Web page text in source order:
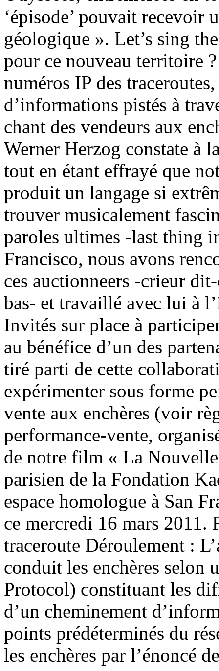
‘épisode’ pouvait recevoir
géologique ». Let’s sing
pour ce nouveau territoire
numéros IP des
d’informations pistés à
chant des vendeurs aux
Werner Herzog constate à
tout en étant effrayé que
produit un langage si
trouver musicalement
paroles ultimes -last thing
Francisco, nous avons
ces auctionneers -crieur
bas- et travaillé avec lui à
Invités sur place à
au bénéfice d’un des
tiré parti de cette
expérimenter sous forme
vente aux enchères (voir
performance-vente,
de notre film « La Nouvelle
parisien de la Fondation
espace homologue à San
ce mercredi 16 mars 2011.
traceroute Déroulement :
conduit les enchères selon
Protocol) constituant les
d’un cheminement
points prédéterminés du
les enchères par l’énoncé